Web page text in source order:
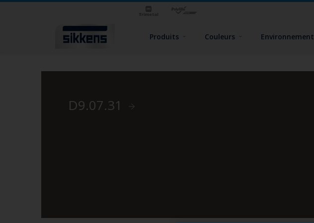
Produits Couleurs Environnement
D9.07.31